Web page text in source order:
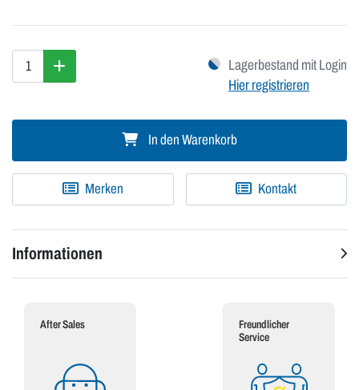
Lagerbestand mit Login
Hier registrieren
In den Warenkorb
Merken Kontakt
Informationen
After Sales
Freundlicher
Service